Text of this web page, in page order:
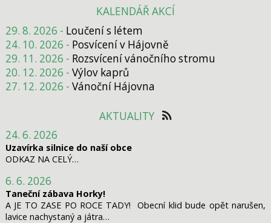
KALENDÁŘ AKCÍ
29. 8. 2026 - Loučení s létem
24. 10. 2026 - Posvícení v Hájovně
29. 11. 2026 - Rozsvícení vánočního stromu
20. 12. 2026 - Výlov kaprů
27. 12. 2026 - Vánoční Hájovna
AKTUALITY
24. 6. 2026
Uzavírka silnice do naší obce
ODKAZ NA CELÝ…
6. 6. 2026
Taneční zábava Horky!
A JE TO ZASE PO ROCE TADY! Obecní klid bude opět narušen,
lavice nachystaný a játra…